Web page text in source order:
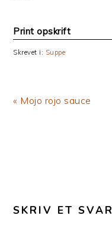
Print opskrift
Skrevet i: Suppe
Previous
« Mojo rojo sauce
SKRIV ET SVAR